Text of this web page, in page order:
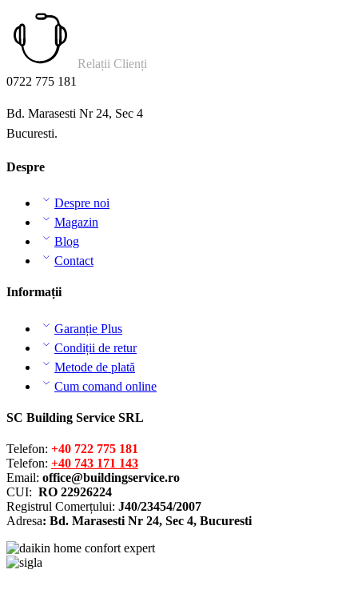
Relații Clienți
0722 775 181
Bd. Marasesti Nr 24, Sec 4
Bucuresti.
Despre
Despre noi
Magazin
Blog
Contact
Informații
Garanție Plus
Condiții de retur
Metode de plată
Cum comand online
SC Building Service SRL
Telefon: +40 722 775 181
Telefon: +40 743 171 143
Email: office@buildingservice.ro
CUI: RO 22926224
Registrul Comerțului: J40/23454/2007
Adresa: Bd. Marasesti Nr 24, Sec 4, Bucuresti